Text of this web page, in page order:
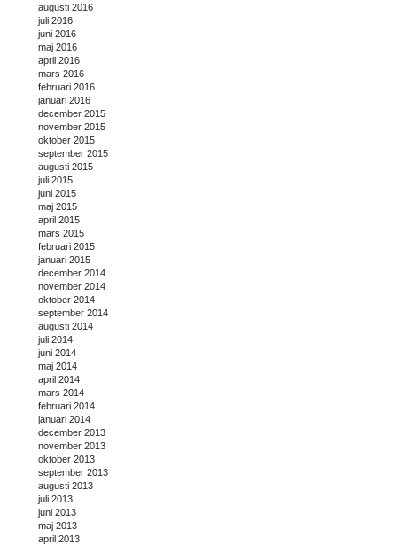
augusti 2016
juli 2016
juni 2016
maj 2016
april 2016
mars 2016
februari 2016
januari 2016
december 2015
november 2015
oktober 2015
september 2015
augusti 2015
juli 2015
juni 2015
maj 2015
april 2015
mars 2015
februari 2015
januari 2015
december 2014
november 2014
oktober 2014
september 2014
augusti 2014
juli 2014
juni 2014
maj 2014
april 2014
mars 2014
februari 2014
januari 2014
december 2013
november 2013
oktober 2013
september 2013
augusti 2013
juli 2013
juni 2013
maj 2013
april 2013